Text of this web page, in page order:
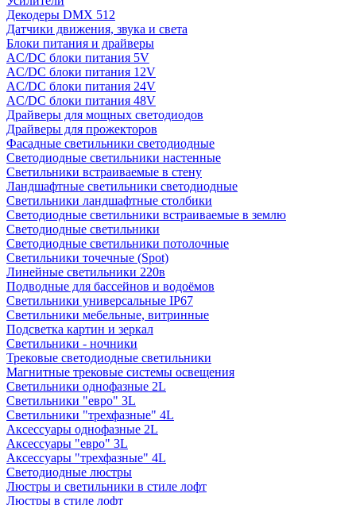
Декодеры DMX 512
Датчики движения, звука и света
Блоки питания и драйверы
AC/DC блоки питания 5V
AC/DC блоки питания 12V
AC/DC блоки питания 24V
AC/DC блоки питания 48V
Драйверы для мощных светодиодов
Драйверы для прожекторов
Фасадные светильники светодиодные
Светодиодные светильники настенные
Светильники встраиваемые в стену
Ландшафтные светильники светодиодные
Светильники ландшафтные столбики
Светодиодные светильники встраиваемые в землю
Светодиодные светильники
Светодиодные светильники потолочные
Светильники точечные (Spot)
Линейные светильники 220в
Подводные для бассейнов и водоёмов
Светильники универсальные IP67
Светильники мебельные, витринные
Подсветка картин и зеркал
Светильники - ночники
Трековые светодиодные светильники
Магнитные трековые системы освещения
Светильники однофазные 2L
Светильники "евро" 3L
Светильники "трехфазные" 4L
Аксессуары однофазные 2L
Аксессуары "евро" 3L
Аксессуары "трехфазные" 4L
Светодиодные люстры
Люстры и светильники в стиле лофт
Люстры в стиле лофт